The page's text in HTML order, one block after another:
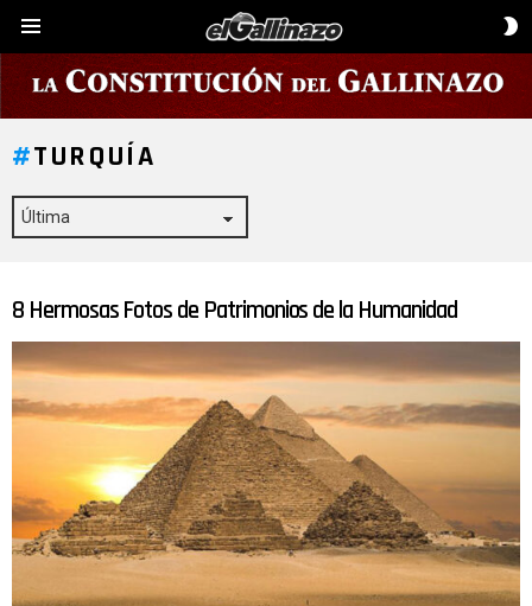
TURQUÍA
ÚLTIMAS
8 Hermosas Fotos de Patrimonios de la Humanidad